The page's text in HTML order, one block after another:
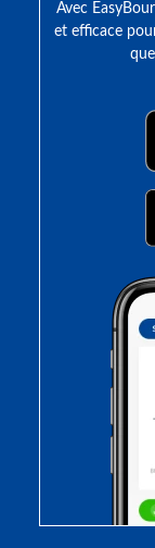
Avec
et efficace